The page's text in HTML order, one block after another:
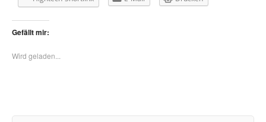
Gefällt mir:
Wird geladen...